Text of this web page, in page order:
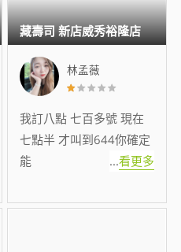
林孟薇
我訂八點 七百多號 現在
七點半 才叫到644你確定
能
...看更多
藏壽司 新店威秀裕隆店